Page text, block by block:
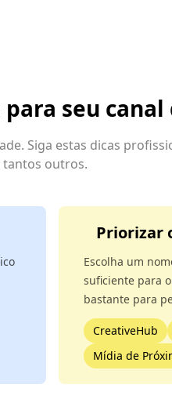
seu canal
Siga estas dicas
tantos outros.
Priorizar
Escolha um
suficiente para
bastante para
CreativeHub
Mídia de